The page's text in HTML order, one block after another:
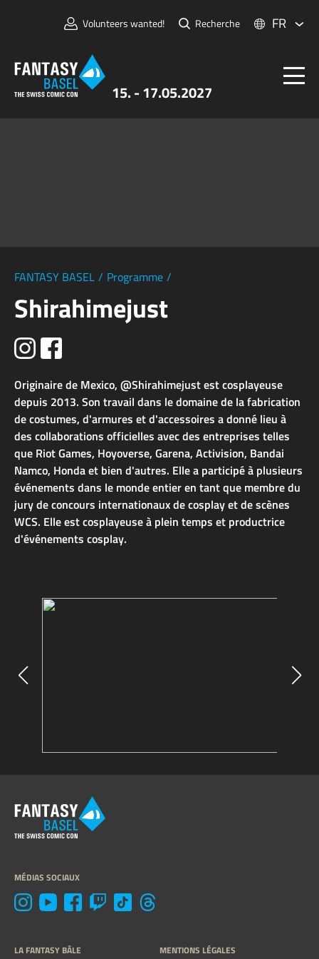
15. - 17.05.2027
Volunteers wanted! Recherche FR
FANTASY BASEL / Programme /
Shirahimejust
Originaire de Mexico, @Shirahimejust est cosplayeuse
depuis 2013. Son travail dans le domaine de la fabrication
de costumes, d'armures et d'accessoires a donné lieu à
des collaborations officielles avec des entreprises telles
que Riot Games, Hoyoverse, Garena, Activision, Bandai
Namco, Honda et bien d'autres. Elle a participé à plusieurs
événements dans le monde entier en tant que membre du
jury de concours internationaux de cosplay et de scènes
WCS. Elle est cosplayeuse à plein temps et productrice
d'événements cosplay.
MÉDIAS SOCIAUX
LA FANTASY BÂLE MENTIONS LÉGALES